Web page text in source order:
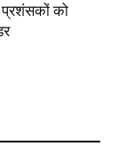
प्रशंसकों को